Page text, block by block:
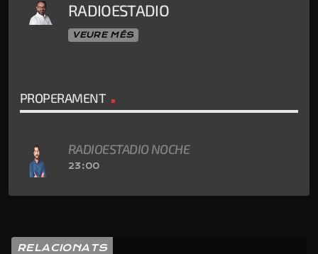
RADIOESTADIO
VEURE MÉS
PROPERAMENT
RADIOESTADIO NOCHE
23:00
RELACIONATS